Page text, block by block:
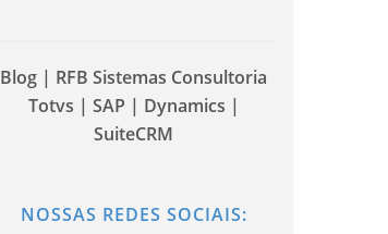
Blog | RFB Sistemas Consultoria
Totvs | SAP | Dynamics |
SuiteCRM
NOSSAS REDES SOCIAIS: